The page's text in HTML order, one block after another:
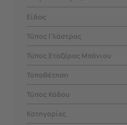
Είδος
Τύπος Γλάστρας
Τύπος Εταζέρας Μπάνιου
Τοποθέτηση
Τύπος Κάδου
Κατηγορίες